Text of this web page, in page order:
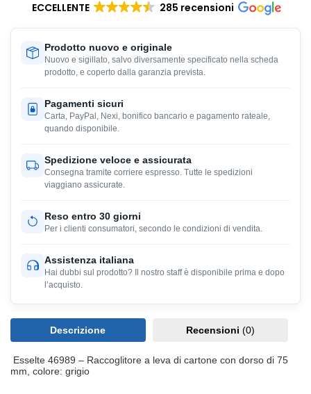
ECCELLENTE 285 recensioni
Prodotto nuovo e originale
Nuovo e sigillato, salvo diversamente specificato nella scheda
prodotto, e coperto dalla garanzia prevista.
Pagamenti sicuri
Carta, PayPal, Nexi, bonifico bancario e pagamento rateale,
quando disponibile.
Spedizione veloce e assicurata
Consegna tramite corriere espresso. Tutte le spedizioni
viaggiano assicurate.
Reso entro 30 giorni
Per i clienti consumatori, secondo le condizioni di vendita.
Assistenza italiana
Hai dubbi sul prodotto? Il nostro staff è disponibile prima e dopo
l’acquisto.
Descrizione Recensioni (0)
Esselte 46989 – Raccoglitore a leva di cartone con dorso di 75
mm, colore: grigio